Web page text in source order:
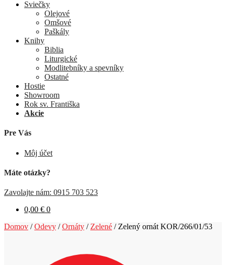
Sviečky
Olejové
Omšové
Paškály
Knihy
Biblia
Liturgické
Modlitebníky a spevníky
Ostatné
Hostie
Showroom
Rok sv. Františka
Akcie
Pre Vás
Môj účet
Máte otázky?
Zavolajte nám: 0915 703 523
0,00 € 0
Domov /Odevy /Ornáty / Zelené / Zelený ornát KOR/266/01/53